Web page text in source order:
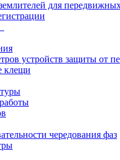
для
устройств защиты от
клещи
чередования фаз